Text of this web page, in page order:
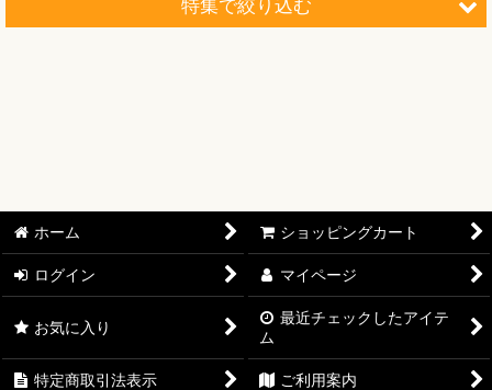
特集で絞り込む
【ワンピースカード】ブースターパック 決戦の刻【OP-16】
【ワンピースカード】ブースターパック 神の島の冒険【OP-
15】
【ワンピースカード】エクストラブースター EGGHEAD
CRISIS【EB-04】
ホーム ショッピングカート
ログイン マイページ
お気に入り
最近チェックしたアイテ
ム
特定商取引法表示 ご利用案内